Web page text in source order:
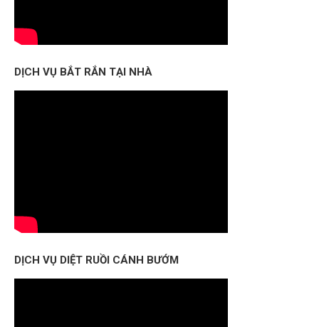
DỊCH VỤ BẮT RẮN TẠI NHÀ
DỊCH VỤ DIỆT RUỒI CÁNH BƯỚM